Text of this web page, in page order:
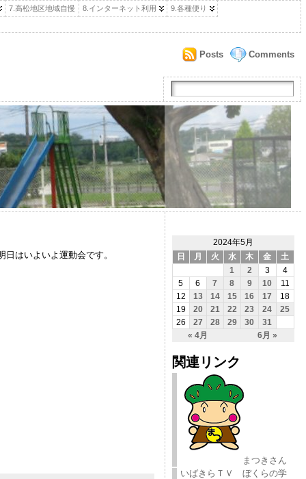
7.高松地区地域自慢 8.インターネット利用 9.各種便り
Comments
Posts
はいよいよ運動会です。
2024年5月
日
月 火 水 木 金 土
« 4月 6月 »
1 2 3
4
5
6 7 8 9 10
11
12
13 14 15 16 17
18
19
20 21 22 23 24
25
26
27 28 29 30 31
関連リンク
まつきさん
いばきらＴＶ ぼくらの学